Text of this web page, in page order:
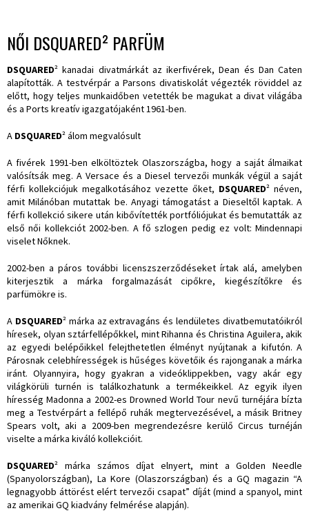
NŐI DSQUARED² PARFÜM
DSQUARED² kanadai divatmárkát az ikerfivérek, Dean és Dan Caten
alapították. A testvérpár a Parsons divatiskolát végezték röviddel az
előtt, hogy teljes munkaidőben vetették be magukat a divat világába
és a Ports kreatív igazgatójaként 1961-ben.
A DSQUARED² álom megvalósult
A fivérek 1991-ben elköltöztek Olaszországba, hogy a saját álmaikat
valósítsák meg. A Versace és a Diesel tervezői munkák végül a saját
férfi kollekciójuk megalkotásához vezette őket, DSQUARED² néven,
amit Milánóban mutattak be. Anyagi támogatást a Dieseltől kaptak. A
férfi kollekció sikere után kibővítették portfóliójukat és bemutatták az
első női kollekciót 2002-ben. A fő szlogen pedig ez volt: Mindennapi
viselet Nőknek.
2002-ben a páros további licenszszerződéseket írtak alá, amelyben
kiterjesztik a márka forgalmazását cipőkre, kiegészítőkre és
parfümökre is.
A DSQUARED² márka az extravagáns és lendületes divatbemutatóikról
híresek, olyan sztárfellépőkkel, mint Rihanna és Christina Aguilera, akik
az egyedi belépőikkel felejthetetlen élményt nyújtanak a kifutón. A
Párosnak celebhírességek is hűséges követőik és rajonganak a márka
iránt. Olyannyira, hogy gyakran a videóklippekben, vagy akár egy
világkörüli turnén is találkozhatunk a termékeikkel. Az egyik ilyen
híresség Madonna a 2002-es Drowned World Tour nevű turnéjára bízta
meg a Testvérpárt a fellépő ruhák megtervezésével, a másik Britney
Spears volt, aki a 2009-ben megrendezésre kerülő Circus turnéján
viselte a márka kiváló kollekcióit.
DSQUARED² márka számos díjat elnyert, mint a Golden Needle
(Spanyolországban), La Kore (Olaszországban) és a GQ magazin “A
legnagyobb áttörést elért tervezői csapat” díját (mind a spanyol, mint
az amerikai GQ kiadvány felmérése alapján).